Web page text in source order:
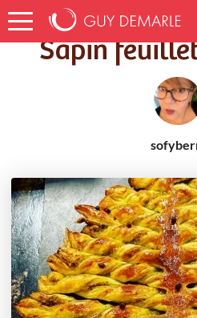
Accueil Recettes Sapin
Sapin